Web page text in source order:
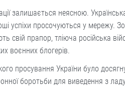
залишається неясною.
успіхи просочуються у мережу.
свій прапор, тліюча російська
воєнних блогерів.
просування України було
боротьби для виведення з